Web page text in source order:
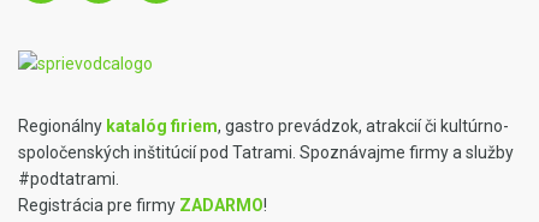
Regionálny katalóg firiem, gastro prevádzok, atrakcií či kultúrno-
spoločenských inštitúcií pod Tatrami. Spoznávajme firmy a služby
#podtatrami.
Registrácia pre firmy ZADARMO!